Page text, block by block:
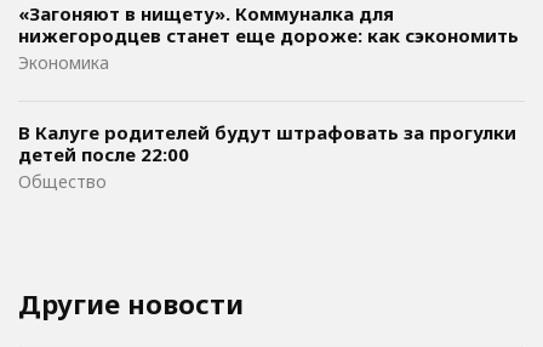
«Загоняют в нищету». Коммуналка для
нижегородцев станет еще дороже: как сэкономить
Экономика
В Калуге родителей будут штрафовать за прогулки
детей после 22:00
Общество
Другие новости